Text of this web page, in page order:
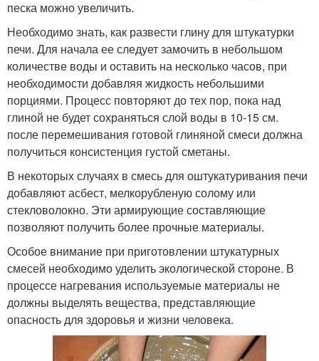
песка можно увеличить.
Необходимо знать, как развести глину для штукатурки
печи. Для начала ее следует замочить в небольшом
количестве воды и оставить на несколько часов, при
необходимости добавляя жидкость небольшими
порциями. Процесс повторяют до тех пор, пока над
глиной не будет сохраняться слой воды в 10-15 см.
после перемешивания готовой глиняной смеси должна
получиться консистенция густой сметаны.
В некоторых случаях в смесь для оштукатуривания печи
добавляют асбест, мелкорубленую солому или
стекловолокно. Эти армирующие составляющие
позволяют получить более прочные материалы.
Особое внимание при приготовлении штукатурных
смесей необходимо уделить экологической стороне. В
процессе нагревания используемые материалы не
должны выделять вещества, представляющие
опасность для здоровья и жизни человека.